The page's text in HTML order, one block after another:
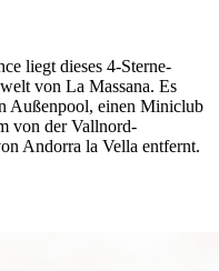
liegt dieses 4-Sterne-
von La Massana. Es
Außenpool, einen Miniclub
von der Vallnord-
Andorra la Vella entfernt.